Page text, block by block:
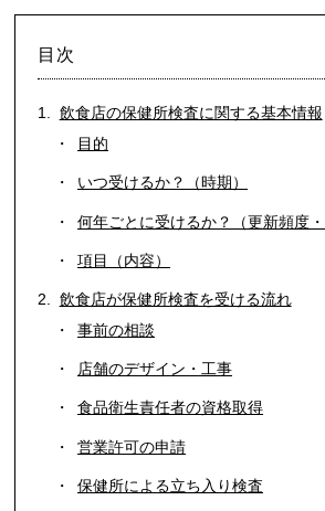
目次
飲食店の保健所検査に関する基本情報
目的
いつ受けるか？（時期）
何年ごとに受けるか？（更新頻度・
項目（内容）
飲食店が保健所検査を受ける流れ
事前の相談
店舗のデザイン・工事
食品衛生責任者の資格取得
営業許可の申請
保健所による立ち入り検査